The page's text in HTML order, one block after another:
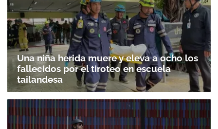
Una niña herida muere y eleva a ocho los
fallecidos por el tiroteo en escuela
tailandesa